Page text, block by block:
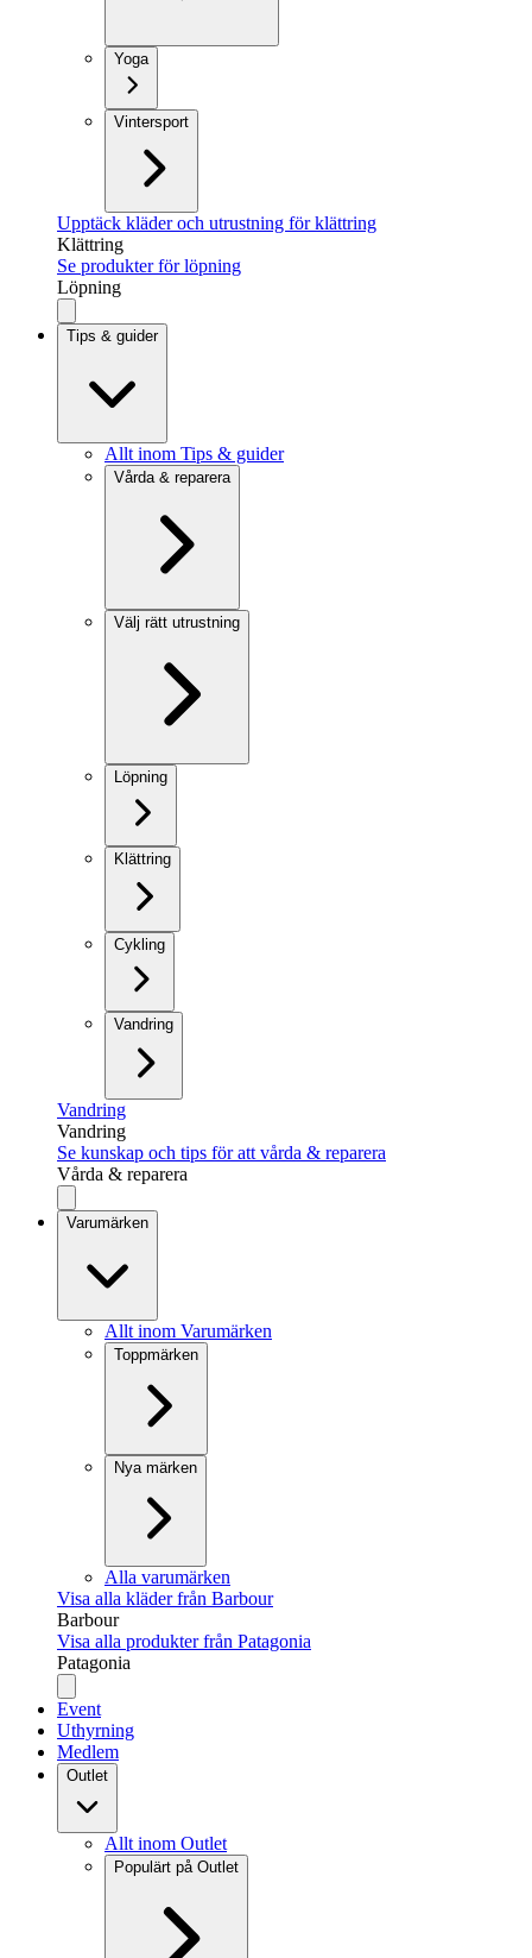
Yoga
Vintersport
Upptäck kläder och utrustning för klättring
Klättring
Se produkter för löpning
Löpning
Tips & guider
Allt inom Tips & guider
Vårda & reparera
Välj rätt utrustning
Löpning
Klättring
Cykling
Vandring
Vandring
Vandring
Se kunskap och tips för att vårda & reparera
Vårda & reparera
Varumärken
Allt inom Varumärken
Toppmärken
Nya märken
Alla varumärken
Visa alla kläder från Barbour
Barbour
Visa alla produkter från Patagonia
Patagonia
Event
Uthyrning
Medlem
Outlet
Allt inom Outlet
Populärt på Outlet